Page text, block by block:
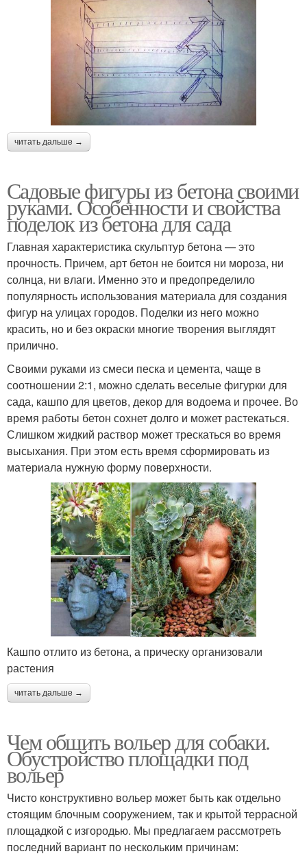
читать дальше →
Садовые фигуры из бетона своими
руками. Особенности и свойства
поделок из бетона для сада
Главная характеристика скульптур бетона — это
прочность. Причем, арт бетон не боится ни мороза, ни
солнца, ни влаги. Именно это и предопределило
популярность использования материала для создания
фигур на улицах городов. Поделки из него можно
красить, но и без окраски многие творения выглядят
прилично.
Своими руками из смеси песка и цемента, чаще в
соотношении 2:1, можно сделать веселые фигурки для
сада, кашпо для цветов, декор для водоема и прочее. Во
время работы бетон сохнет долго и может растекаться.
Слишком жидкий раствор может трескаться во время
высыхания. При этом есть время сформировать из
материала нужную форму поверхности.
Кашпо отлито из бетона, а прическу организовали
растения
читать дальше →
Чем обшить вольер для собаки.
Обустройство площадки под
вольер
Чисто конструктивно вольер может быть как отдельно
стоящим блочным сооружением, так и крытой террасной
площадкой с изгородью. Мы предлагаем рассмотреть
последний вариант по нескольким причинам: